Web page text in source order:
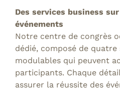
Des services business
événements
Notre centre de congrès
dédié, composé de
modulables qui peuvent
participants. Chaque
assurer la réussite des